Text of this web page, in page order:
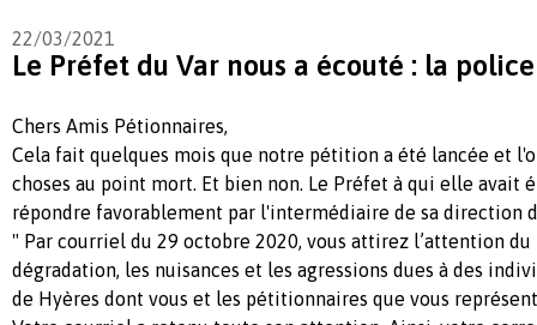
22/03/2021
Le Préfet du Var nous a écouté : la
Chers Amis Pétionnaires,
Cela fait quelques mois que notre pétition a été lancée et
choses au point mort. Et bien non. Le Préfet à qui elle avait
répondre favorablement par l'intermédiaire de sa direction
" Par courriel du 29 octobre 2020, vous attirez l’attention du
dégradation, les nuisances et les agressions dues à des
de Hyères dont vous et les pétitionnaires que vous